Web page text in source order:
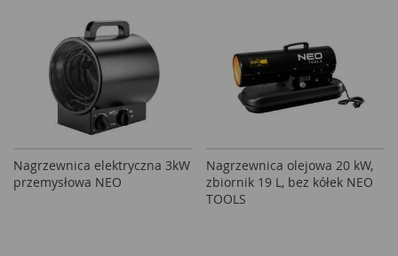
Nagrzewnica elektryczna 3kW
przemysłowa NEO
Nagrzewnica olejowa 20 kW,
zbiornik 19 L, bez kółek NEO
TOOLS